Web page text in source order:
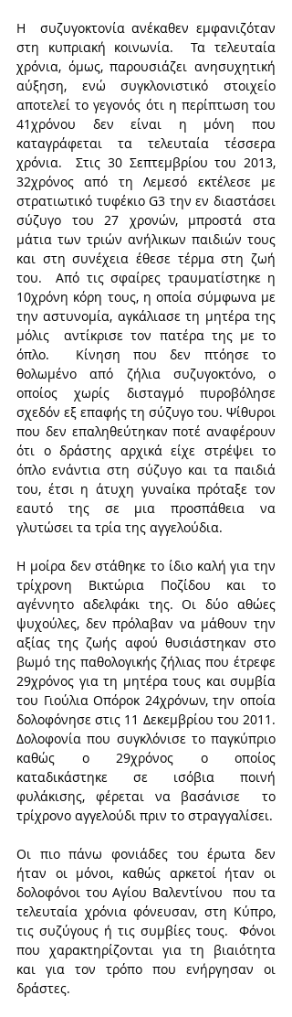
Η  συζυγοκτονία ανέκαθεν εμφανιζόταν
στη κυπριακή κοινωνία.  Τα τελευταία
χρόνια, όμως, παρουσιάζει ανησυχητική
αύξηση, ενώ συγκλονιστικό στοιχείο
αποτελεί το γεγονός ότι η περίπτωση του
41χρόνου δεν είναι η μόνη που
καταγράφεται τα τελευταία τέσσερα
χρόνια.  Στις 30 Σεπτεμβρίου του 2013,
32χρόνος από τη Λεμεσό εκτέλεσε με
στρατιωτικό τυφέκιο G3 την εν διαστάσει
σύζυγο του 27 χρονών, μπροστά στα
μάτια των τριών ανήλικων παιδιών τους
και στη συνέχεια έθεσε τέρμα στη ζωή
του.  Από τις σφαίρες τραυματίστηκε η
10χρόνη κόρη τους, η οποία σύμφωνα με
την αστυνομία, αγκάλιασε τη μητέρα της
μόλις  αντίκρισε τον πατέρα της με το
όπλο.  Κίνηση που δεν πτόησε το
θολωμένο από ζήλια συζυγοκτόνο, ο
οποίος χωρίς δισταγμό πυροβόλησε
σχεδόν εξ επαφής τη σύζυγο του. Ψίθυροι
που δεν επαληθεύτηκαν ποτέ αναφέρουν
ότι ο δράστης αρχικά είχε στρέψει το
όπλο ενάντια στη σύζυγο και τα παιδιά
του, έτσι η άτυχη γυναίκα πρόταξε τον
εαυτό της σε μια προσπάθεια να
γλυτώσει τα τρία της αγγελούδια.
Η μοίρα δεν στάθηκε το ίδιο καλή για την
τρίχρονη Βικτώρια Ποζίδου και το
αγέννητο αδελφάκι της. Οι δύο αθώες
ψυχούλες, δεν πρόλαβαν να μάθουν την
αξίας της ζωής αφού θυσιάστηκαν στο
βωμό της παθολογικής ζήλιας που έτρεφε
29χρόνος για τη μητέρα τους και συμβία
του Γιούλια Οπόροκ 24χρόνων, την οποία
δολοφόνησε στις 11 Δεκεμβρίου του 2011.
Δολοφονία που συγκλόνισε το παγκύπριο
καθώς ο 29χρόνος ο οποίος
καταδικάστηκε σε ισόβια ποινή
φυλάκισης, φέρεται να βασάνισε  το
Οι πιο πάνω φονιάδες του έρωτα δεν
ήταν οι μόνοι, καθώς αρκετοί ήταν οι
δολοφόνοι του Αγίου Βαλεντίνου  που τα
τελευταία χρόνια φόνευσαν, στη Κύπρο,
τις συζύγους ή τις συμβίες τους.  Φόνοι
που χαρακτηρίζονται για τη βιαιότητα
και για τον τρόπο που ενήργησαν οι
δράστες.